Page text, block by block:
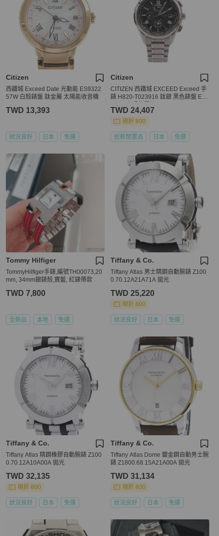
Citizen
西鐵城 Exceed Date 光動能 ES9322
57W 白殼錶盤 鈦金屬 太陽能收音機
TWD 13,393
狀況良好 日本 免運
Citizen
CITIZEN 西鐵城 EXCEED Exceed 手
錶 H820-T023916 鈦銀 黑色錶盤 Eco
TWD 24,407
現折 800
近新閒置品 日本 免運
Tommy Hilfiger
TommyHilfiger手錶,編號TH00073,20
mm, 34mm銀錶殼,寶藍, 紅錶帶款
TWD 7,800
全新品 本地 免運
Tiffany & Co.
Tiffany Atlas 男士精鋼自動腕錶 Z100
0.70.12A21A71A 拋光
TWD 25,220
現折 800
狀況良好 日本 免運
Tiffany & Co.
Tiffany Atlas 精鋼橡膠自動腕錶 Z100
0.70.12A10A00A 拋光
TWD 32,135
現折 800
狀況良好 日本 免運
Tiffany & Co.
Tiffany Atlas Dome 鍍金鋼自動男士腕
錶 Z1800.68.15A21A00A 拋光
TWD 31,134
現折 800
狀況良好 日本 免運